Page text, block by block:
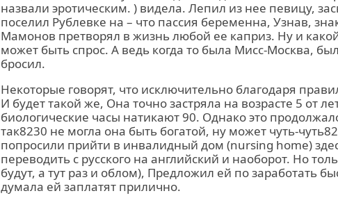
назвали эротическим. ) видела. Лепил из нее певицу,
поселил Рублевке на – что пассия беременна, Узнав,
Мамонов претворял в жизнь любой ее каприз. Ну и
может быть спрос. А ведь когда то была Мисс-Москва,
бросил.
Некоторые говорят, что исключительно благодаря
И будет такой же, Она точно застряла на возрасте 5 от
биологические часы натикают 90. Однако это
так8230 не могла она быть богатой, ну может чуть-
попросили прийти в инвалидный дом (nursing home)
переводить с русского на английский и наоборот. Но
будут, а тут раз и облом), Предложил ей по заработать
думала ей заплатят прилично.